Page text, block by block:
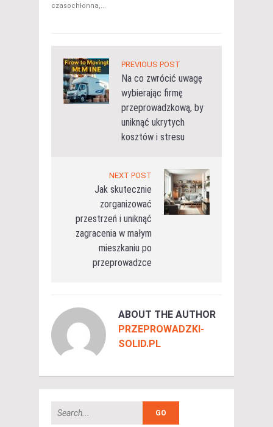
czasochłonna,...
PREVIOUS POST
Na co zwrócić uwagę
wybierając firmę
przeprowadzkową, by
uniknąć ukrytych
kosztów i stresu
NEXT POST
Jak skutecznie
zorganizować
przestrzeń i uniknąć
zagracenia w małym
mieszkaniu po
przeprowadzce
ABOUT THE AUTHOR
PRZEPROWADZKI-
SOLID.PL